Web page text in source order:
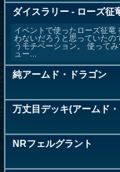
ダイスラリー - ローズ征
イベントで使ったローズ征竜
わないだろうと思っていたの
うモチベーション。 使って
ュー...
純アームド・ドラゴン
万丈目デッキ(アームド
NRフェルグラント